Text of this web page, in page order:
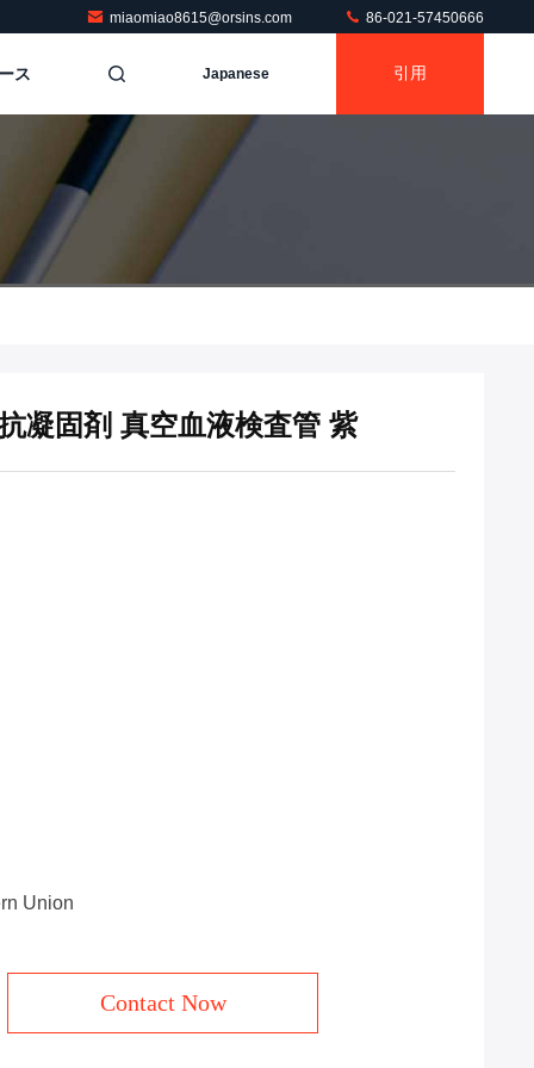
miaomiao8615@orsins.com 86-021-57450666
ス Japanese 引用
凝固剤 真空血液検査管 紫
Union
Contact Now